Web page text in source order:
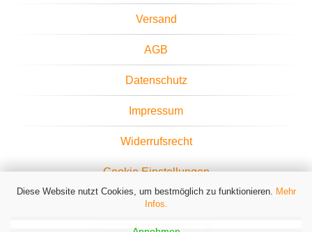
Diese Website nutzt Cookies, um bestmöglich zu funktionieren. Mehr
Infos.
Versand
AGB
Datenschutz
Impressum
Widerrufsrecht
Cookie Einstellungen